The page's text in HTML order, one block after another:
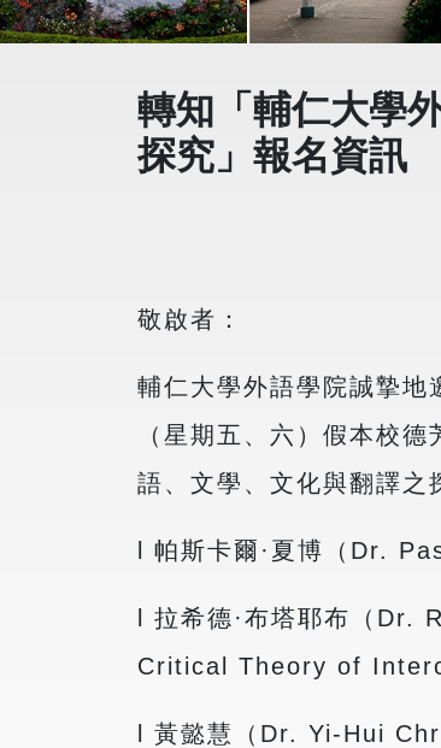
轉知「輔仁大學
探究」報名資訊
敬啟者：
輔仁大學外語學院誠摯
（星期五、六）假本校
語、文學、文化與翻譯之
l 帕斯卡爾·夏博（Dr.
l 拉希德·布塔耶布（
Critical Theory of
l 黃懿慧（Dr. Yi-Hui